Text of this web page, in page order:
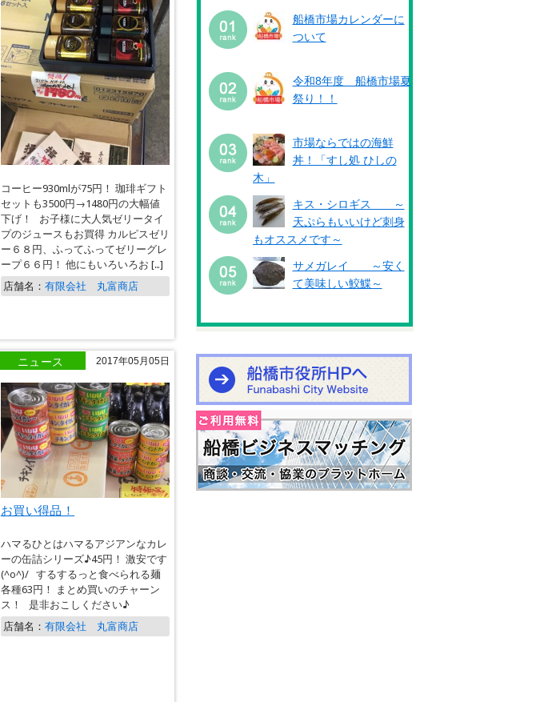
コーヒー930mlが75円！ 珈琲ギフト
セットも3500円→1480円の大幅値
下げ！ お子様に大人気ゼリータイ
プのジュースもお買得 カルピスゼリ
ー６８円、ふってふってゼリーグレ
ープ６６円！ 他にもいろいろお […]
店舗名： 有限会社 丸富商店
ニュース 2017年05月05日
お買い得品！
ハマるひとはハマるアジアンなカレ
ーの缶詰シリーズ♪45円！ 激安です
(^o^)/ するするっと食べられる麺
各種63円！ まとめ買いのチャーン
ス！ 是非おこしください♪
店舗名： 有限会社 丸富商店
船橋市場カレンダーに
ついて
令和8年度 船橋市場夏
祭り！！
市場ならではの海鮮
丼！「すし処 ひしの
木」
キス・シロギス ～
天ぷらもいいけど刺身
もオススメです～
サメガレイ ～安く
て美味しい鮫鰈～